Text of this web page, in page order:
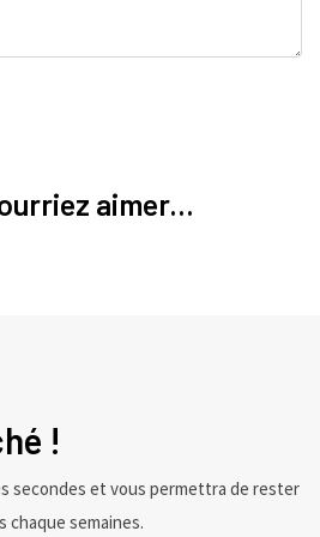
aimer...
!
secondes et vous permettra de rester
chaque semaines.